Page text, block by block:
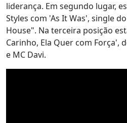
liderança. Em segundo lugar,
Styles com 'As It Was', single
House". Na terceira posição
Carinho, Ela Quer com Força',
e MC Davi.